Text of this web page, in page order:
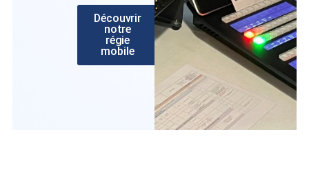
Découvrir
notre
régie
mobile